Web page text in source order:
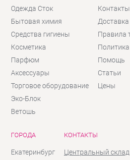
Одежда Сток
Бытовая химия
Средства гигиены
Косметика
Парфюм
Аксессуары
Торговое оборудование
Эко-Блок
Ветошь
Контакты
Правила
Политика
Помощь
Статьи
Цены
ГОРОДА
Екатеринбург
КОНТАКТЫ
Центральный склад